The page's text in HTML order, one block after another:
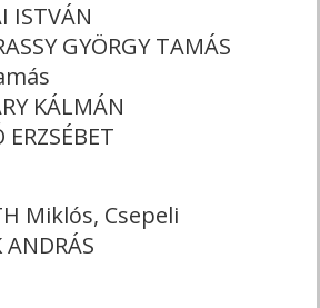
ISTVÁN
GYÖRGY TAMÁS
KÁLMÁN
ERZSÉBET
Miklós, Csepeli
ANDRÁS